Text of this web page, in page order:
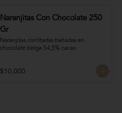
Naranjitas Con Chocolate 250
Gr
Naranjitas confitadas bañadas en
chocolate belga 54,5% cacao
$10.000